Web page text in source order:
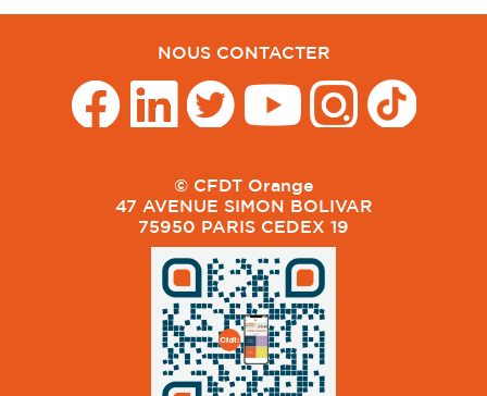
NOUS CONTACTER
© CFDT Orange
47 AVENUE SIMON BOLIVAR
75950 PARIS CEDEX 19